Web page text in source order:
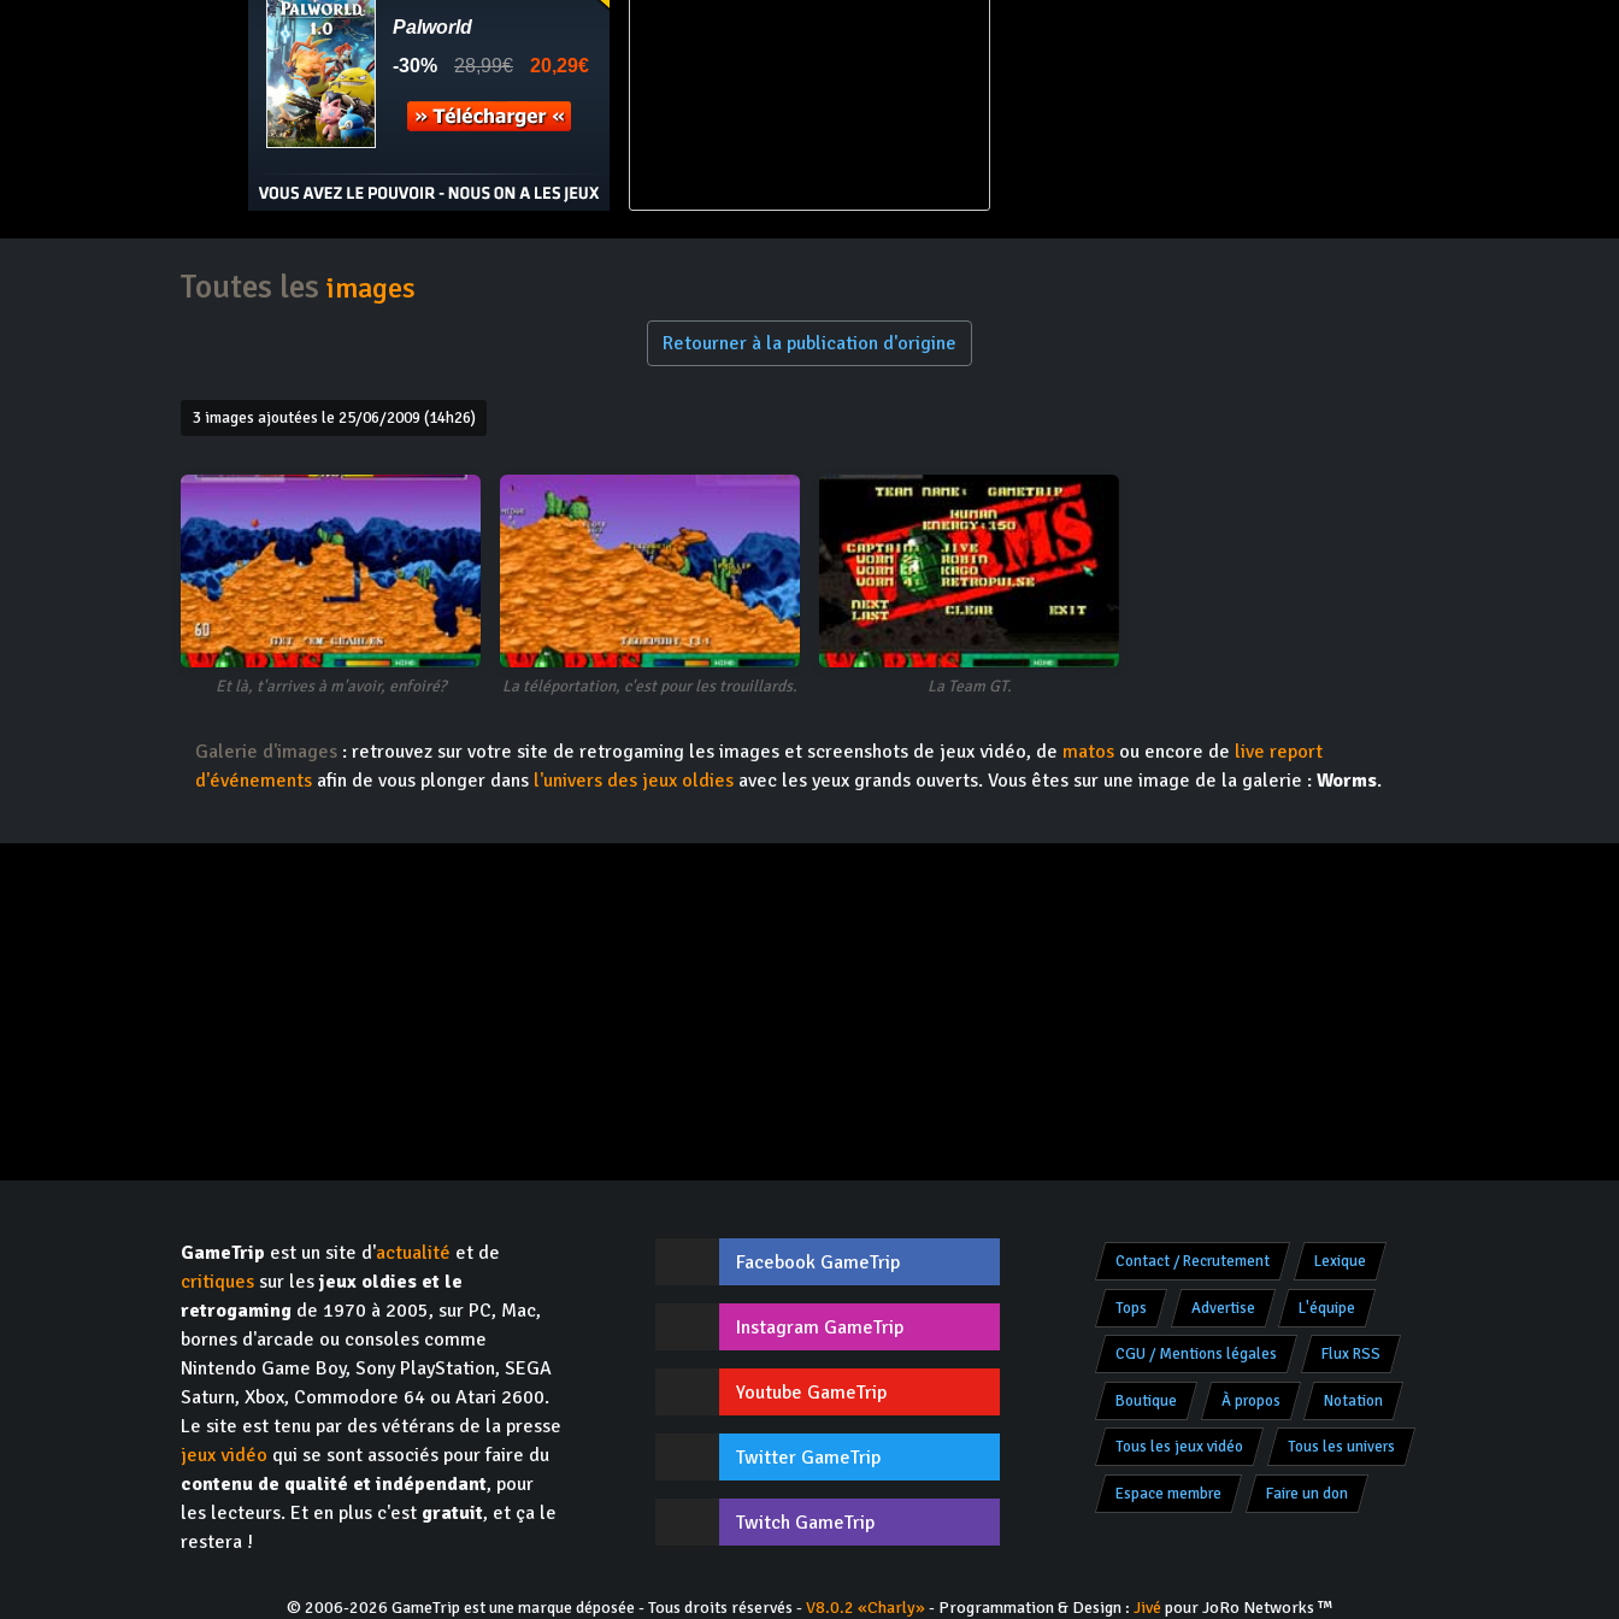
Toutes les images
Retourner à la publication d'origine
3 images ajoutées le 25/06/2009 (14h26)
Et là, t'arrives à m'avoir, enfoiré? La téléportation, c'est pour les trouillards. La Team GT.
Galerie d'images : retrouvez sur votre site de retrogaming les images et screenshots de jeux vidéo, de matos ou encore de live report
d'événements afin de vous plonger dans l'univers des jeux oldies avec les yeux grands ouverts. Vous êtes sur une image de la galerie : Worms.
GameTrip est un site d'actualité et de
critiques sur lesjeux oldies et le
retrogaming de 1970 à 2005, sur PC, Mac,
bornes d'arcade ou consoles comme
Nintendo Game Boy, Sony PlayStation, SEGA
Saturn, Xbox, Commodore 64 ou Atari 2600.
Le site est tenu par des vétérans de la presse
jeux vidéo qui se sont associés pour faire du
contenu de qualité et indépendant, pour
les lecteurs. Et en plus c'est gratuit, et ça le
restera !
Facebook GameTrip
Instagram GameTrip
Youtube GameTrip
Twitter GameTrip
Twitch GameTrip
Contact / Recrutement Lexique
Tops Advertise L'équipe
CGU / Mentions légales Flux RSS
Boutique À propos Notation
Tous les jeux vidéo Tous les univers
Espace membre Faire un don
© 2006-2026 GameTrip est une marque déposée - Tous droits réservés -V8.0.2 «Charly»- Programmation & Design : Jivépour JoRo Networks ™